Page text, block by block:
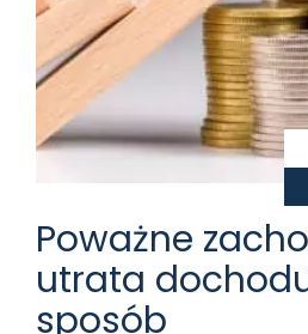
Poważne
utrata
sposób